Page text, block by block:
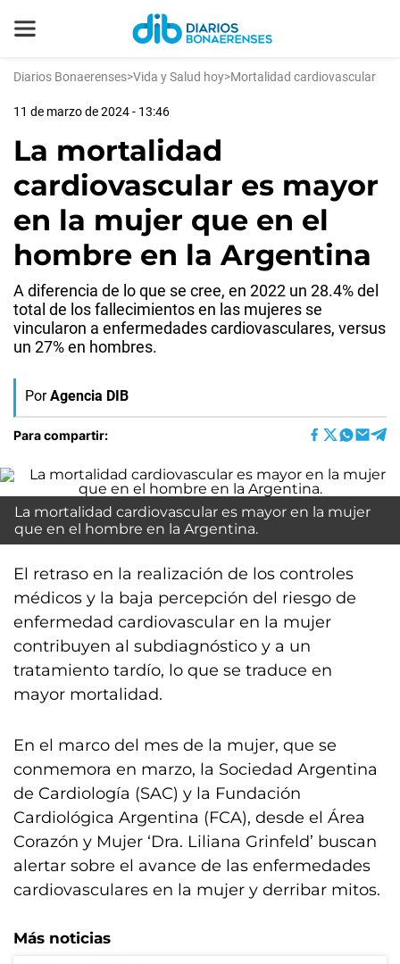
Diarios Bonaerenses>Vida y Salud hoy>Mortalidad cardiovascular
11 de marzo de 2024 - 13:46
La mortalidad
cardiovascular es mayor
en la mujer que en el
hombre en la Argentina
A diferencia de lo que se cree, en 2022 un 28.4% del
total de los fallecimientos en las mujeres se
vincularon a enfermedades cardiovasculares, versus
un 27% en hombres.
Por Agencia DIB
Para compartir:
La mortalidad cardiovascular es mayor en la mujer
que en el hombre en la Argentina.
El retraso en la realización de los controles
médicos y la baja percepción del riesgo de
enfermedad cardiovascular en la mujer
contribuyen al subdiagnóstico y a un
tratamiento tardío, lo que se traduce en
mayor mortalidad.
En el marco del mes de la mujer, que se
conmemora en marzo, la Sociedad Argentina
de Cardiología (SAC) y la Fundación
Cardiológica Argentina (FCA), desde el Área
Corazón y Mujer ‘Dra. Liliana Grinfeld’ buscan
alertar sobre el avance de las enfermedades
cardiovasculares en la mujer y derribar mitos.
Más noticias